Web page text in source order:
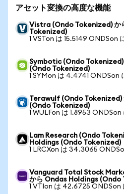
アセット変換の高度な機能
Vistra (Ondo Tokenized) か
Tokenized)
1 VSTon は 15.5149 ONDSon
Symbotic (Ondo
(Ondo Tokenized)
1 SYMon は 4.4741 ONDSon
Terawulf (Ondo Tokenized)
(Ondo Tokenized)
1 WULFon は 1.8953 ONDSon
Lam Research (Ondo
Holdings (Ondo Tokenized)
1 LRCXon は 34.3065
Vanguard Total Stock
から Ondas Holdings (Ondo
1 VTIon は 42.6725 ONDSon